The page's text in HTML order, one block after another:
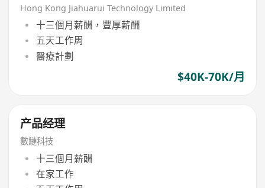
Hong Kong Jiahuarui Technology Limited
十三個月薪酬，豐厚薪酬
五天工作周
醫療計劃
$40K-70K/月
产品经理
數鰱科技
十三個月薪酬
在家工作